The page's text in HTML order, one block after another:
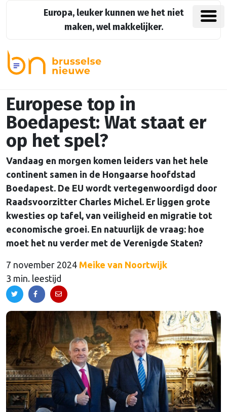
Europa, leuker kunnen we het niet
maken, wel makkelijker.
Europese top in
Boedapest: Wat staat er
op het spel?
Vandaag en morgen komen leiders van het hele
continent samen in de Hongaarse hoofdstad
Boedapest. De EU wordt vertegenwoordigd door
Raadsvoorzitter Charles Michel. Er liggen grote
kwesties op tafel, van veiligheid en migratie tot
economische groei. En natuurlijk de vraag: hoe
moet het nu verder met de Verenigde Staten?
7 november 2024 Meike van Noortwijk
3 min. leestijd